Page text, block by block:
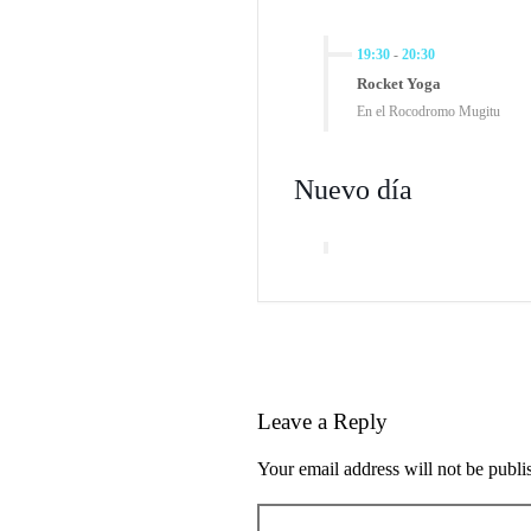
19:30 - 20:30
Rocket Yoga
En el Rocodromo Mugitu
Nuevo día
Leave a Reply
Your email address will not be